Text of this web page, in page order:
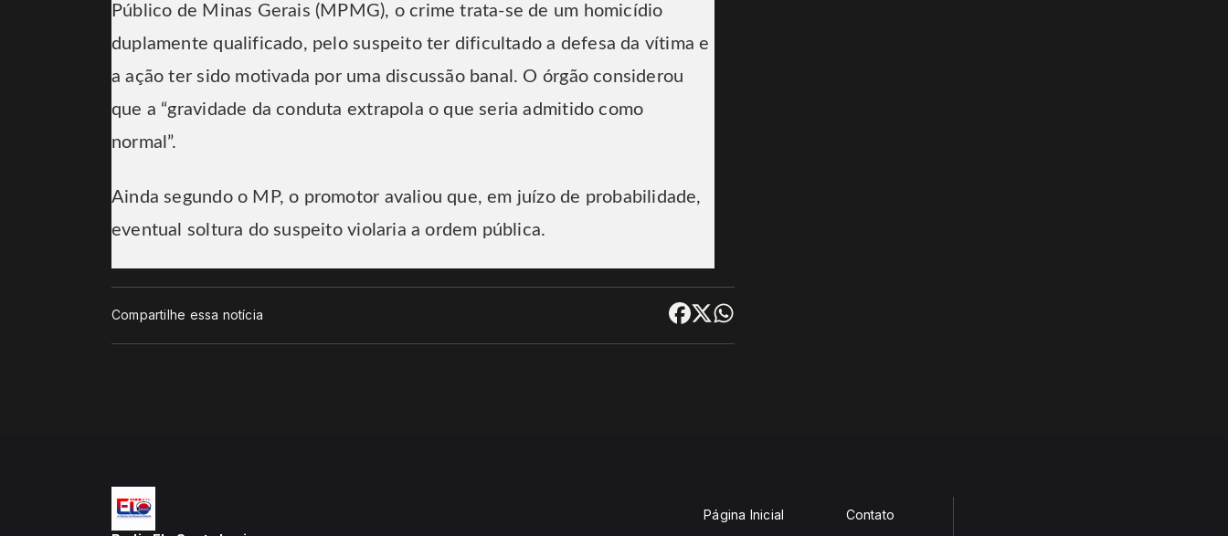
Público de Minas Gerais (MPMG), o crime trata-se de um homicídio
duplamente qualificado, pelo suspeito ter dificultado a defesa da vítima e
a ação ter sido motivada por uma discussão banal. O órgão considerou
que a “gravidade da conduta extrapola o que seria admitido como
normal”.
Ainda segundo o MP, o promotor avaliou que, em juízo de probabilidade,
eventual soltura do suspeito violaria a ordem pública.
Compartilhe essa notícia
Página Inicial Contato